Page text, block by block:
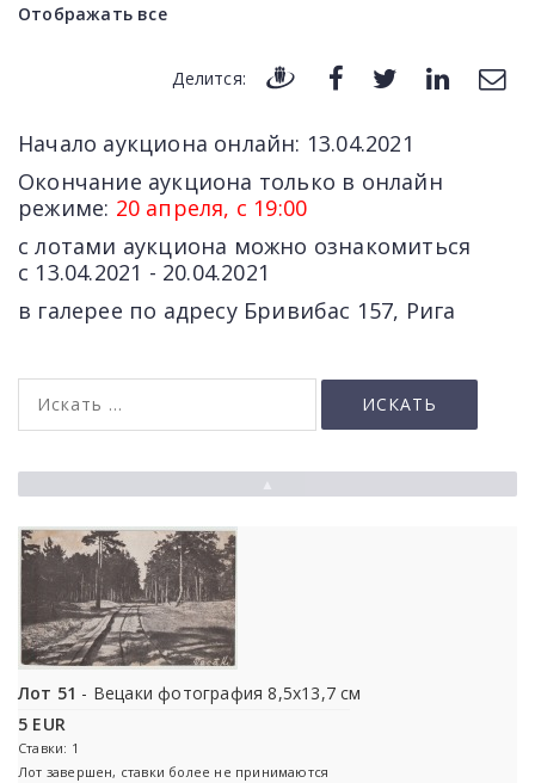
Отображать все
Делится:
Начало аукциона онлайн: 13.04.2021
Окончание аукциона только в онлайн
режиме: 20 апреля, с 19:00
с лотами аукциона можно ознакомиться
c 13.04.2021 - 20.04.2021
в галерее по адресу Бривибас 157, Рига
Лот 51 - Вецаки фотография 8,5x13,7 cм
5 EUR
Ставки: 1
Лот завершен, ставки более не принимаются